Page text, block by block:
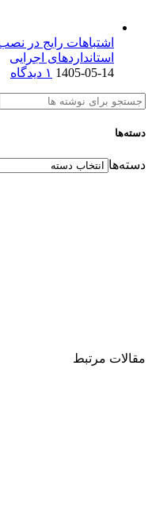
اشتباهات رایج در
استانداردهای اجرایی
1405-05-14 ۱ دیدگاه
دسته‌ها
دسته‌ها
مقالات مرتبط